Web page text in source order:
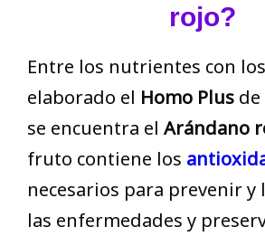
rojo?
Entre los nutrientes con
elaborado el Homo Plus de
se encuentra el Arándano
fruto contiene los
necesarios para prevenir y
las enfermedades y